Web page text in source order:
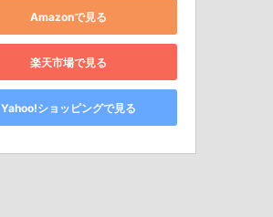
Amazonで見る
楽天市場で見る
Yahoo!ショッピングで見る